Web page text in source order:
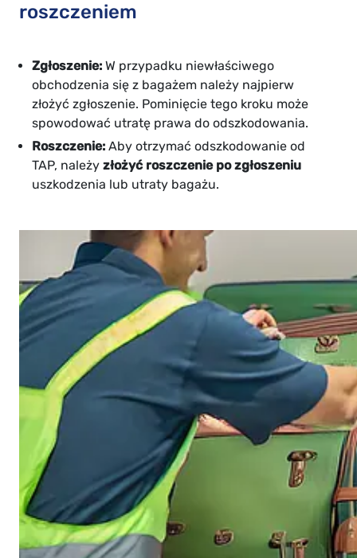
roszczeniem
Zgłoszenie: W przypadku niewłaściwego
obchodzenia się z bagażem należy najpierw
złożyć zgłoszenie. Pominięcie tego kroku może
spowodować utratę prawa do odszkodowania.
Roszczenie: Aby otrzymać odszkodowanie od
TAP, należy złożyć roszczenie po zgłoszeniu
uszkodzenia lub utraty bagażu.